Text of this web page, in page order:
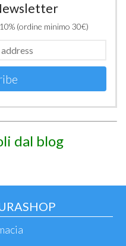
(ordine minimo 30€)
dal blog